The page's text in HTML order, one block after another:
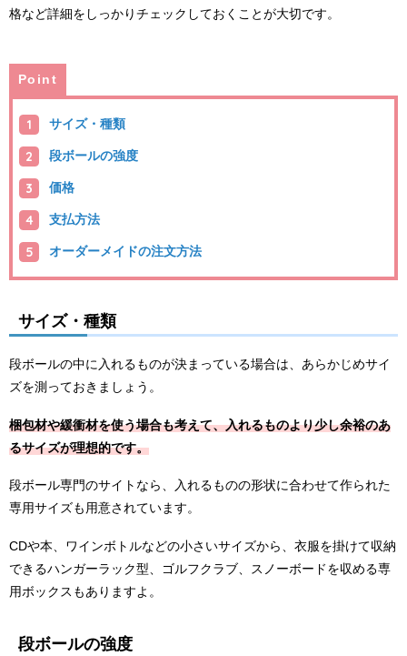
格など詳細をしっかりチェックしておくことが大切です。
Point
サイズ・種類
段ボールの強度
価格
支払方法
オーダーメイドの注文方法
サイズ・種類
段ボールの中に入れるものが決まっている場合は、あらかじめサイ
ズを測っておきましょう。
梱包材や緩衝材を使う場合も考えて、入れるものより少し余裕のあ
るサイズが理想的です。
段ボール専門のサイトなら、入れるものの形状に合わせて作られた
専用サイズも用意されています。
CDや本、ワインボトルなどの小さいサイズから、衣服を掛けて収納
できるハンガーラック型、ゴルフクラブ、スノーボードを収める専
用ボックスもありますよ。
段ボールの強度